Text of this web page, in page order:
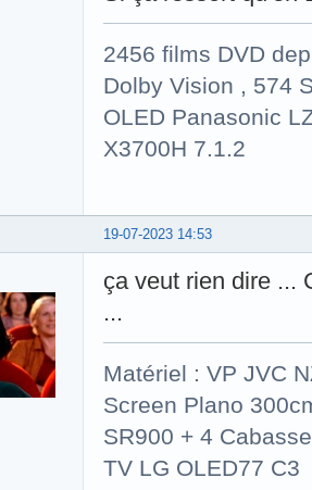
2456 films DVD
Dolby Vision , 574
OLED Panasonic
X3700H 7.1.2
19-07-2023 14:53
ça veut rien dire ...
...
Matériel : VP JVC
Screen Plano
SR900 + 4
TV LG OLED77 C3